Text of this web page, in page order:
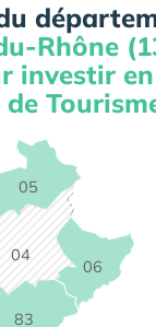
Rhône
investir en
de
04
05
06
83